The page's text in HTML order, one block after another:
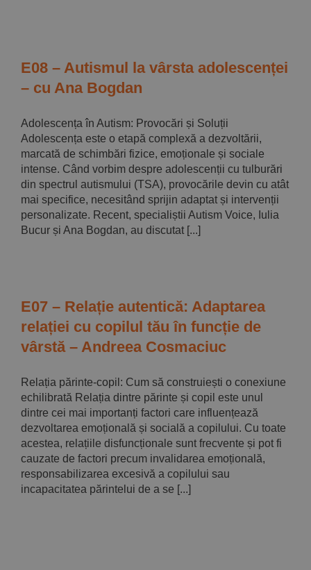
E08 – Autismul la vârsta adolescenței
– cu Ana Bogdan
Adolescența în Autism: Provocări și Soluții
Adolescența este o etapă complexă a dezvoltării,
marcată de schimbări fizice, emoționale și sociale
intense. Când vorbim despre adolescenții cu tulburări
din spectrul autismului (TSA), provocările devin cu atât
mai specifice, necesitând sprijin adaptat și intervenții
personalizate. Recent, specialiștii Autism Voice, Iulia
Bucur și Ana Bogdan, au discutat [...]
E07 – Relație autentică: Adaptarea
relației cu copilul tău în funcție de
vârstă – Andreea Cosmaciuc
Relația părinte-copil: Cum să construiești o conexiune
echilibrată Relația dintre părinte și copil este unul
dintre cei mai importanți factori care influențează
dezvoltarea emoțională și socială a copilului. Cu toate
acestea, relațiile disfuncționale sunt frecvente și pot fi
cauzate de factori precum invalidarea emoțională,
responsabilizarea excesivă a copilului sau
incapacitatea părintelui de a se [...]